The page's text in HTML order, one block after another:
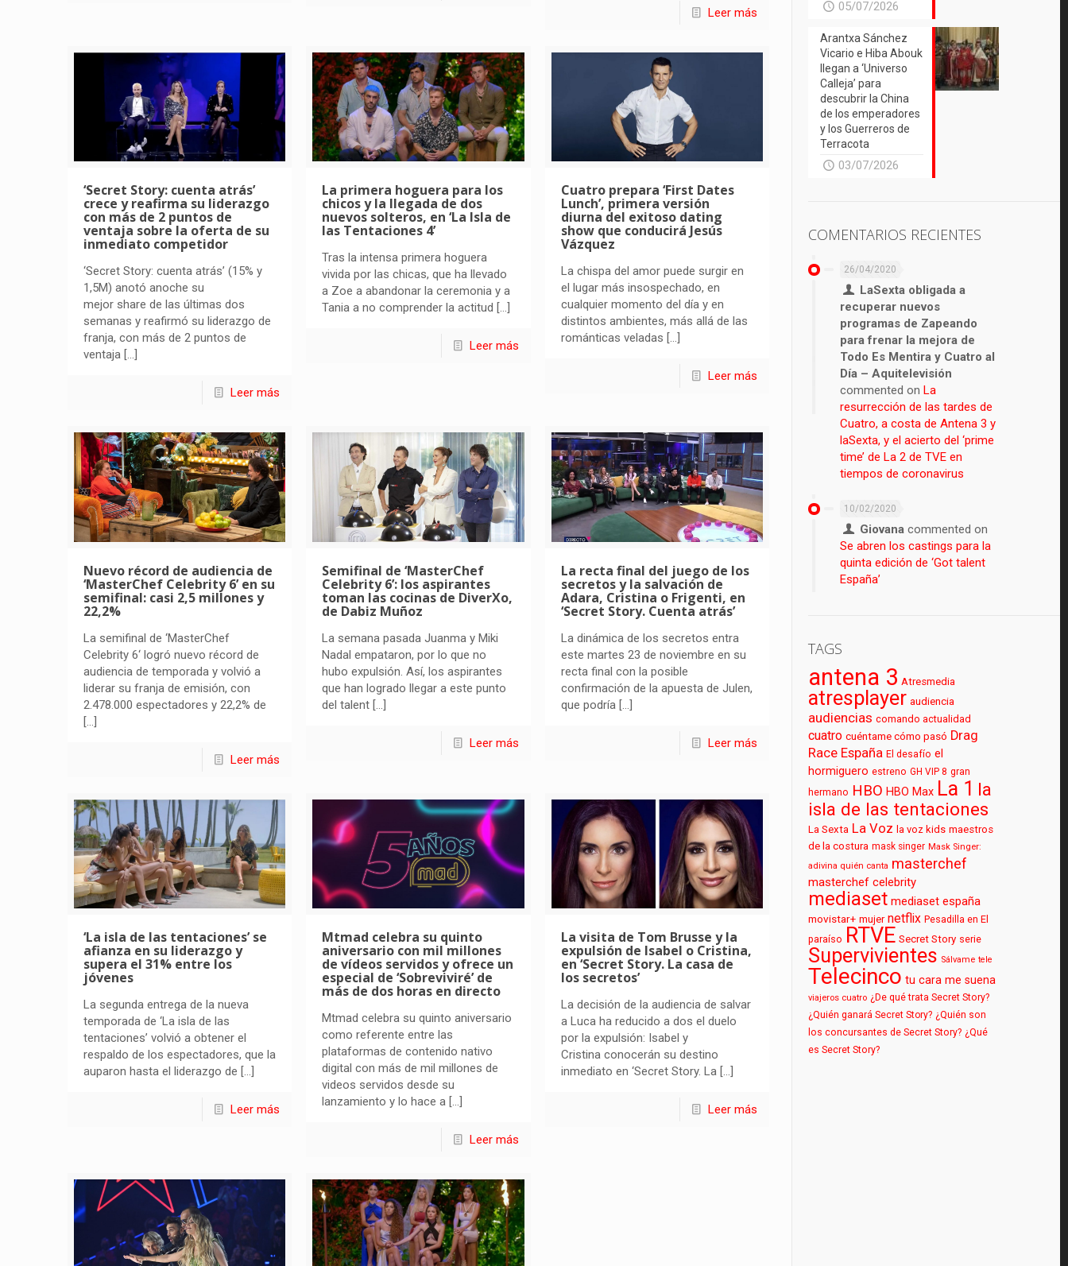
Leer más
‘Secret Story: cuenta atrás’
crece y reafirma su liderazgo
con más de 2 puntos de
ventaja sobre la oferta de su
inmediato competidor
‘Secret Story: cuenta atrás’ (15% y
1,5M) anotó anoche su
mejor share de las últimas dos
semanas y reafirmó su liderazgo de
franja, con más de 2 puntos de
ventaja […]
Leer más
La primera hoguera para los
chicos y la llegada de dos
nuevos solteros, en ‘La Isla de
las Tentaciones 4’
Tras la intensa primera hoguera
vivida por las chicas, que ha llevado
a Zoe a abandonar la ceremonia y a
Tania a no comprender la actitud […]
Leer más
Cuatro prepara ‘First Dates
Lunch’, primera versión
diurna del exitoso dating
show que conducirá Jesús
Vázquez
La chispa del amor puede surgir en
el lugar más insospechado, en
cualquier momento del día y en
distintos ambientes, más allá de las
románticas veladas […]
Leer más
Nuevo récord de audiencia de
‘MasterChef Celebrity 6’ en su
semifinal: casi 2,5 millones y
22,2%
La semifinal de ‘MasterChef
Celebrity 6‘ logró nuevo récord de
audiencia de temporada y volvió a
liderar su franja de emisión, con
2.478.000 espectadores y 22,2% de
[…]
Leer más
Semifinal de ‘MasterChef
Celebrity 6’: los aspirantes
toman las cocinas de DiverXo,
de Dabiz Muñoz
La semana pasada Juanma y Miki
Nadal empataron, por lo que no
hubo expulsión. Así, los aspirantes
que han logrado llegar a este punto
del talent […]
Leer más
La recta final del juego de los
secretos y la salvación de
Adara, Cristina o Frigenti, en
‘Secret Story. Cuenta atrás’
La dinámica de los secretos entra
este martes 23 de noviembre en su
recta final con la posible
confirmación de la apuesta de Julen,
que podría[…]
Leer más
‘La isla de las tentaciones’ se
afianza en su liderazgo y
supera el 31% entre los
jóvenes
La segunda entrega de la nueva
temporada de ‘La isla de las
tentaciones’ volvió a obtener el
respaldo de los espectadores, que la
auparon hasta el liderazgo de […]
Leer más
Mtmad celebra su quinto
aniversario con mil millones
de vídeos servidos y ofrece un
especial de ‘Sobreviviré’ de
más de dos horas en directo
Mtmad celebra su quinto aniversario
como referente entre las
plataformas de contenido nativo
digital con más de mil millones de
videos servidos desde su
lanzamiento y lo hace a […]
Leer más
La visita de Tom Brusse y la
expulsión de Isabel o Cristina,
en ‘Secret Story. La casa de
los secretos’
La decisión de la audiencia de salvar
a Luca ha reducido a dos el duelo
por la expulsión: Isabel y
Cristina conocerán su destino
inmediato en ‘Secret Story. La[…]
Leer más
05/07/2026
Arantxa Sánchez
Vicario e Hiba Abouk
llegan a ‘Universo
Calleja’ para
descubrir la China
de los emperadores
y los Guerreros de
Terracota
03/07/2026
COMENTARIOS RECIENTES
26/04/2020
LaSexta obligada a
recuperar nuevos
programas de Zapeando
para frenar la mejora de
Todo Es Mentira y Cuatro al
Día – Aquitelevisión
commented onLa
resurrección de las tardes de
Cuatro, a costa de Antena 3 y
laSexta, y el acierto del ‘prime
time’ de La 2 de TVE en
tiempos de coronavirus
10/02/2020
Giovana commented on
Se abren los castings para la
quinta edición de ‘Got talent
España’
TAGS
antena 3 Atresmedia
atresplayer audiencia
audiencias comando actualidad
cuatro cuéntame cómo pasó Drag
Race España El desafío el
hormiguero estreno GH VIP 8 gran
hermano HBO HBO Max La 1 la
isla de las tentaciones
La Sexta La Voz la voz kids maestros
de la costura mask singer Mask Singer:
adivina quién canta masterchef
masterchef celebrity
mediaset mediaset españa
movistar+ mujer netflix Pesadilla en El
paraíso RTVE Secret Story serie
Supervivientes Sálvame tele
Telecinco tu cara me suena
viajeros cuatro ¿De qué trata Secret Story?
¿Quién ganará Secret Story? ¿Quién son
los concursantes de Secret Story? ¿Qué
es Secret Story?